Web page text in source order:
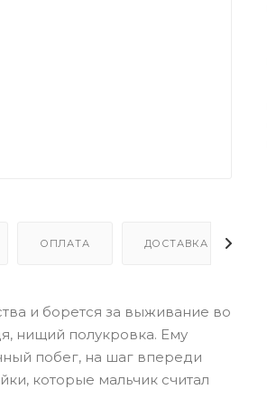
ОПЛАТА ДОСТАВКА
и борется за выживание во
нищий полукровка. Ему
побег, на шаг впереди
которые мальчик считал